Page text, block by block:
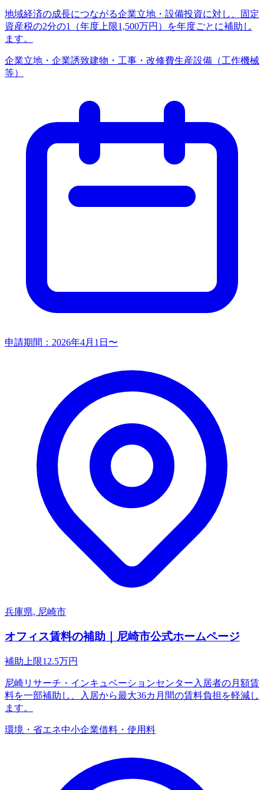
地域経済の成長につながる企業立地・設備投資に対し、固定
資産税の2分の1（年度上限1,500万円）を年度ごとに補助し
ます。
企業立地・企業誘致建物・工事・改修費生産設備（工作機械
等）
申請期間： 2026年4月1日〜
兵庫県, 尼崎市
オフィス賃料の補助｜尼崎市公式ホームページ
補助上限12.5万円
尼崎リサーチ・インキュベーションセンター入居者の月額賃
料を一部補助し、入居から最大36カ月間の賃料負担を軽減し
ます。
環境・省エネ中小企業借料・使用料